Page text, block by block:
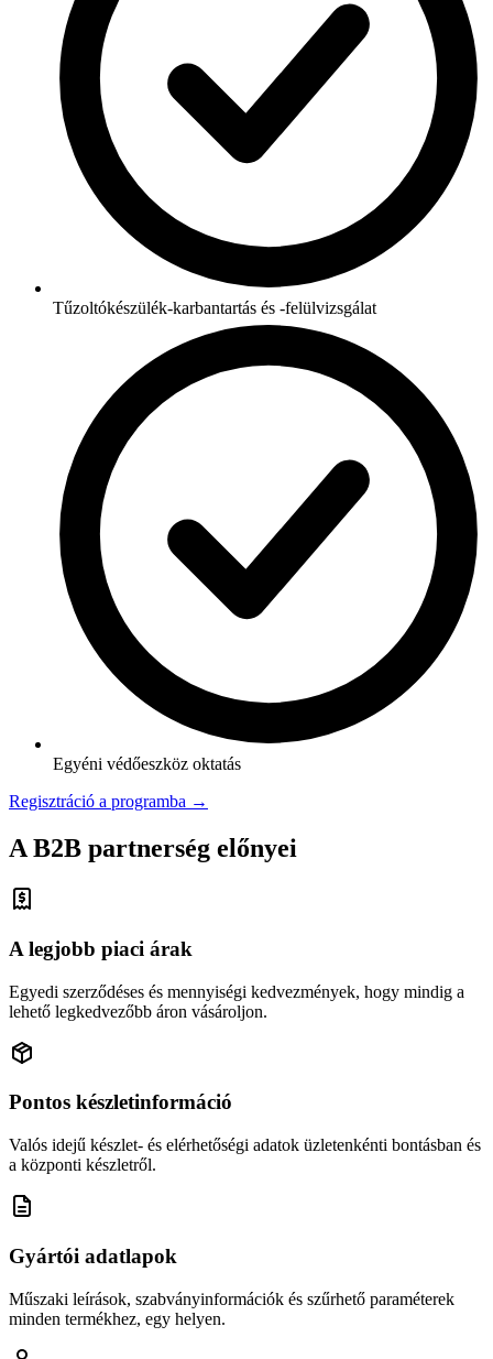
Tűzoltókészülék-karbantartás és -felülvizsgálat
Egyéni védőeszköz oktatás
Regisztráció a programba →
A B2B partnerség előnyei
A legjobb piaci árak
Egyedi szerződéses és mennyiségi kedvezmények, hogy mindig a
lehető legkedvezőbb áron vásároljon.
Pontos készletinformáció
Valós idejű készlet- és elérhetőségi adatok üzletenkénti bontásban és
a központi készletről.
Gyártói adatlapok
Műszaki leírások, szabványinformációk és szűrhető paraméterek
minden termékhez, egy helyen.